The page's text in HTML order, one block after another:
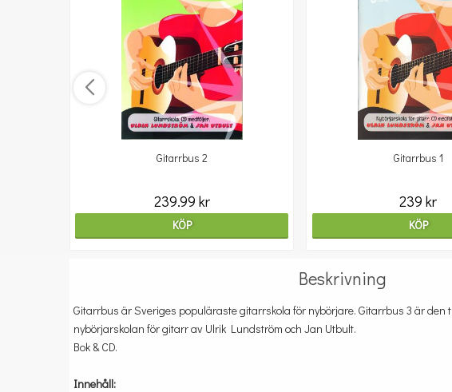
Gitarrbus 2
239.99 kr
KÖP
Gitarrbus 1
239 kr
KÖP
Beskrivning
Gitarrbus är Sveriges populäraste gitarrskola för nybörjare. Gitarrbus 3 är den
nybörjarskolan för gitarr av Ulrik Lundström och Jan Utbult.
Bok & CD.
Innehåll: